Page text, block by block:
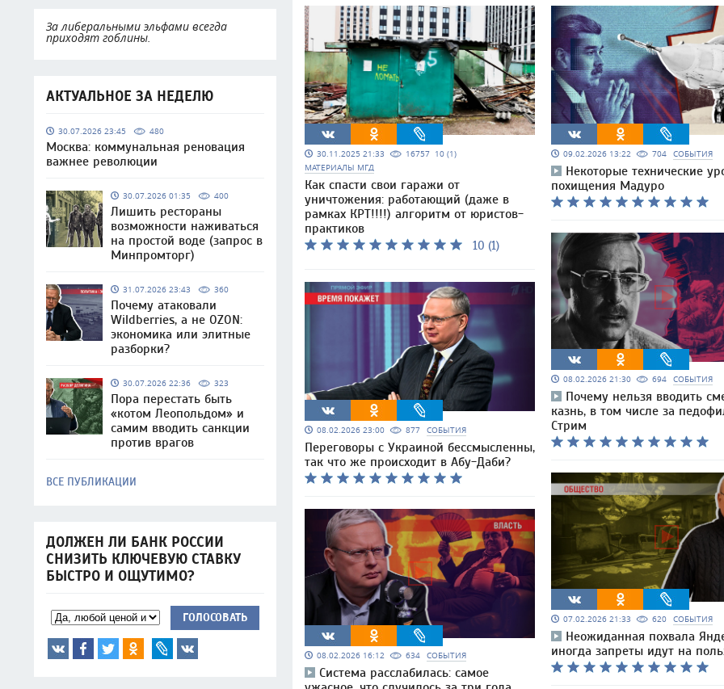
За либеральными эльфами всегда
приходят гоблины.
АКТУАЛЬНОЕ ЗА НЕДЕЛЮ
30.07.2026 23:45 480
Москва: коммунальная реновация
важнее революции
30.07.2026 01:35 400
Лишить рестораны
возможности наживаться
на простой воде (запрос в
Минпромторг)
31.07.2026 23:43 360
Почему атаковали
Wildberries, а не OZON:
экономика или элитные
разборки?
30.07.2026 22:36 323
Пора перестать быть
«котом Леопольдом» и
самим вводить санкции
против врагов
ВСЕ ПУБЛИКАЦИИ
ДОЛЖЕН ЛИ БАНК РОССИИ
СНИЗИТЬ КЛЮЧЕВУЮ СТАВКУ
БЫСТРО И ОЩУТИМО?
ГОЛОСОВАТЬ
30.11.2025 21:33 16757 10 (1)
МАТЕРИАЛЫ МГД
Как спасти свои гаражи от
уничтожения: работающий (даже в
рамках КРТ!!!!) алгоритм от юристов-
практиков
10 (1)
08.02.2026 23:00 877 СОБЫТИЯ
Переговоры с Украиной бессмысленны,
так что же происходит в Абу-Даби?
08.02.2026 16:12 634 СОБЫТИЯ
Система расслабилась: самое
09.02.2026 13:22 704 СОБЫТИЯ
Некоторые технические
похищения Мадуро
08.02.2026 21:30 694 СОБЫТИЯ
Почему нельзя вводить
казнь, в том числе за
Стрим
07.02.2026 21:33 620 СОБЫТИЯ
Неожиданная похвала
иногда запреты идут на